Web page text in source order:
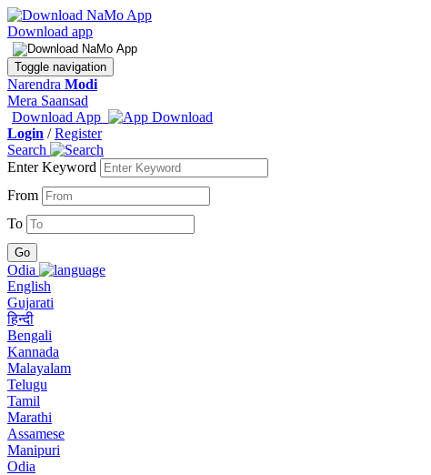
Download app
Toggle navigation
Narendra Modi
Mera Saansad
Download App
Login /Register
Search
Enter Keyword
From
To
Odia
English
Gujarati
हिन्दी
Bengali
Kannada
Malayalam
Telugu
Tamil
Marathi
Assamese
Manipuri
Odia